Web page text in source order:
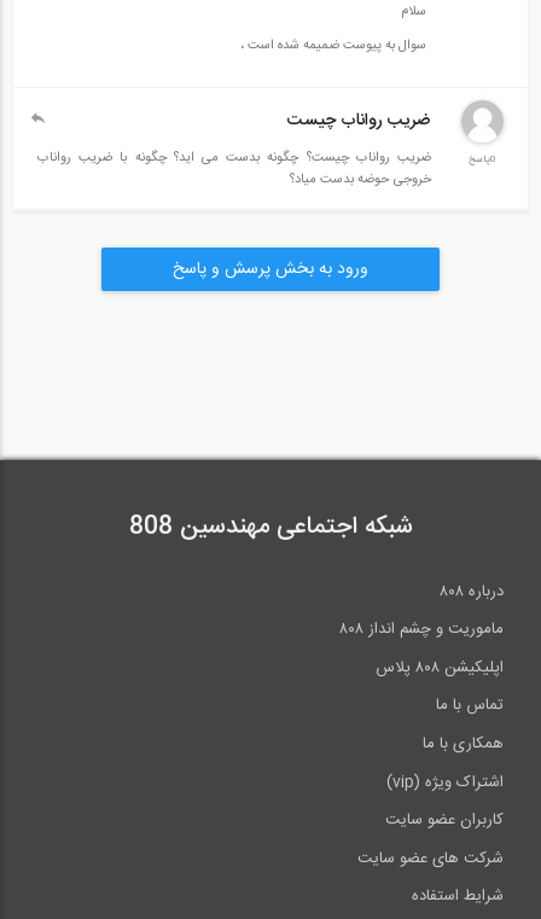
سخنرانی دکتر رضا اردکانیان- دانشگاه سازمان ملل (زبان اصلی)
سخنرانی دکتر محمود کارآموز- استاد دانشگاه تهران (زبان اصلی)
سلام
سوال به پیوست ضمیمه شده است ،
0پاسخ
ضریب رواناب چیست
ضریب رواناب چیست؟ چگونه بدست می اید؟ چگونه با ضریب رواناب
خروجی حوضه بدست میاد؟
ورود به بخش پرسش و پاسخ
شبکه اجتماعی مهندسین 808
درباره ۸۰۸
ماموریت و چشم انداز ۸۰۸
اپلیکیشن ۸۰۸ پلاس
تماس با ما
همکاری با ما
اشتراک ویژه (vip)
کاربران عضو سایت
شرکت های عضو سایت
شرایط استفاده